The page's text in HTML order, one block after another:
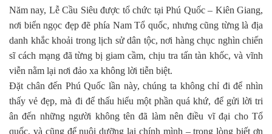
Năm nay, Lễ Cầu Siêu được tổ chức tại Phú Quốc – Kiên Giang,
nơi biển ngọc đẹp đẽ phía Nam Tổ quốc, nhưng cũng từng là địa
danh khắc khoải trong lịch sử dân tộc, nơi hàng chục nghìn chiến
sĩ cách mạng đã từng bị giam cầm, chịu tra tấn tàn khốc, và vĩnh
viễn nằm lại nơi đảo xa không lời tiễn biệt.
Đặt chân đến Phú Quốc lần này, chúng ta không chỉ đi để nhìn
thấy vẻ đẹp, mà đi để thấu hiểu một phần quá khứ, để gửi lời tri
ân đến những người không tên đã làm nên điều vĩ đại cho Tổ
quốc, và cũng để nuôi dưỡng lại chính mình – trong lòng biết ơn